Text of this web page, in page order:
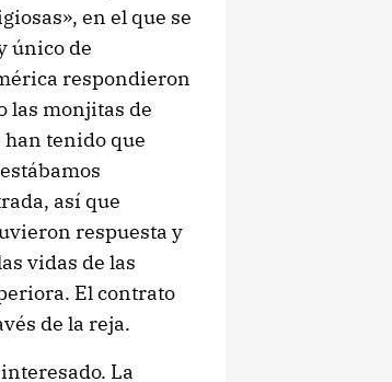
en el que se
único de
respondieron
las monjitas de
tenido que
así que
respuesta y
vidas de las
El contrato
de la reja.
La